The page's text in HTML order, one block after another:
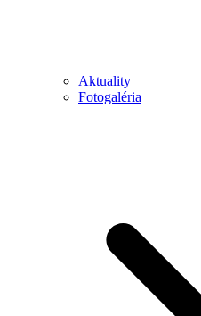
Aktuality
Fotogaléria